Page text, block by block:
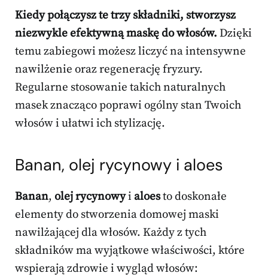
Kiedy połączysz te trzy składniki, stworzysz
niezwykle efektywną maskę do włosów. Dzięki
temu zabiegowi możesz liczyć na intensywne
nawilżenie oraz regenerację fryzury.
Regularne stosowanie takich naturalnych
masek znacząco poprawi ogólny stan Twoich
włosów i ułatwi ich stylizację.
Banan, olej rycynowy i aloes
Banan, olej rycynowyi aloesto doskonałe
elementy do stworzenia domowej maski
nawilżającej dla włosów. Każdy z tych
składników ma wyjątkowe właściwości, które
wspierają zdrowie i wygląd włosów: